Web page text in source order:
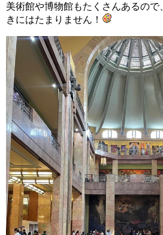
美術館や博物館もたくさんあるの
きにはたまりません！